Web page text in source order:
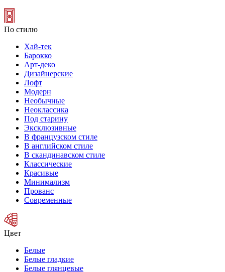
По стилю
Хай-тек
Барокко
Арт-деко
Дизайнерские
Лофт
Модерн
Необычные
Неоклассика
Под старину
Эксклюзивные
В французском стиле
В английском стиле
В скандинавском стиле
Классические
Красивые
Минимализм
Прованс
Современные
Цвет
Белые
Белые гладкие
Белые глянцевые